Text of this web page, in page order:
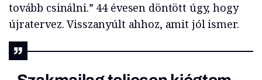
tovább csinálni.” 44 évesen döntött úgy, hogy
újratervez. Visszanyúlt ahhoz, amit jól ismer.